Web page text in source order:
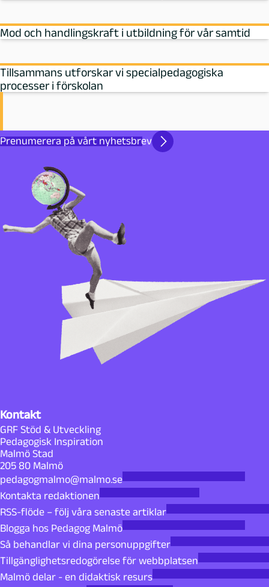
Mod och handlingskraft i utbildning för vår samtid
Tillsammans utforskar vi specialpedagogiska
processer i förskolan
Prenumerera på vårt nyhetsbrev
Kontakt
GRF Stöd & Utveckling
Pedagogisk Inspiration
Malmö Stad
205 80 Malmö
pedagogmalmo@malmo.se
Kontakta redaktionen
RSS-flöde – följ våra senaste artiklar
Blogga hos Pedagog Malmö
Så behandlar vi dina personuppgifter
Tillgänglighetsredogörelse för webbplatsen
Malmö delar - en didaktisk resurs